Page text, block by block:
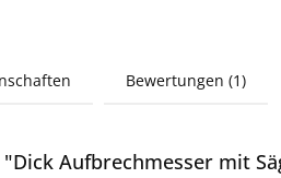
Bewertungen (1)
Aufbrechmesser mit